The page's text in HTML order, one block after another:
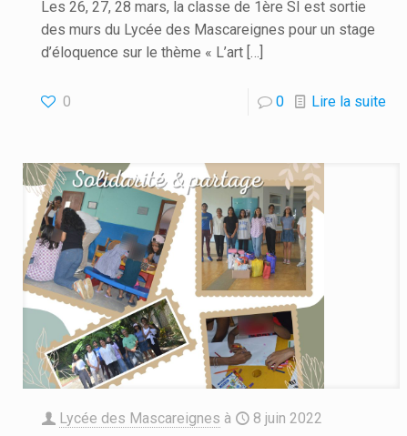
Les 26, 27, 28 mars, la classe de 1ère SI est sortie
des murs du Lycée des Mascareignes pour un stage
d’éloquence sur le thème « L’art […]
0 0 Lire la suite
Lycée des Mascareignes à 8 juin 2022